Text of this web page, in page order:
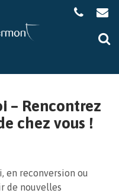
– Rencontrez
chez vous !
en reconversion ou
de nouvelles